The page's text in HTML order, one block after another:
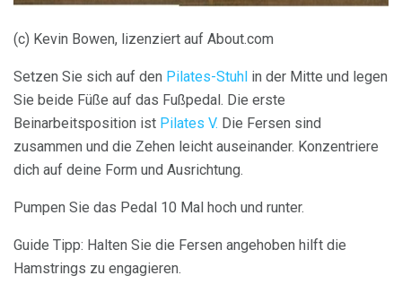
(c) Kevin Bowen, lizenziert auf About.com
Setzen Sie sich auf den Pilates-Stuhl in der Mitte und legen
Sie beide Füße auf das Fußpedal. Die erste
Beinarbeitsposition ist Pilates V. Die Fersen sind
zusammen und die Zehen leicht auseinander. Konzentriere
dich auf deine Form und Ausrichtung.
Pumpen Sie das Pedal 10 Mal hoch und runter.
Guide Tipp: Halten Sie die Fersen angehoben hilft die
Hamstrings zu engagieren.